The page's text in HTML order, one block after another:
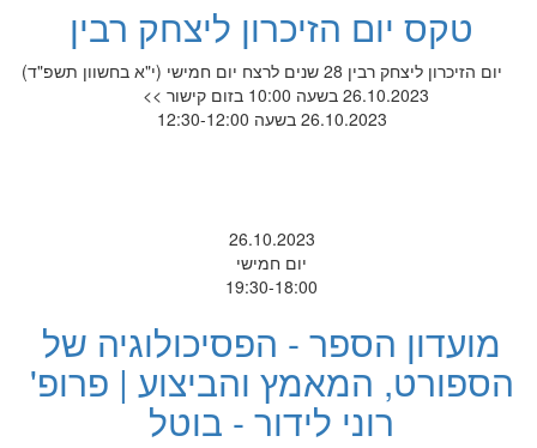
טקס יום הזיכרון ליצחק רבין
יום הזיכרון ליצחק רבין 28 שנים לרצח יום חמישי (י"א בחשוון תשפ"ד)
26.10.2023 בשעה 10:00 בזום קישור >>
26.10.2023 בשעה 12:30-12:00
26.10.2023
יום חמישי
19:30-18:00
מועדון הספר - הפסיכולוגיה של
הספורט, המאמץ והביצוע | פרופ'
רוני לידור - בוטל